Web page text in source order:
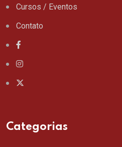
Cursos / Eventos
Contato
Categorias